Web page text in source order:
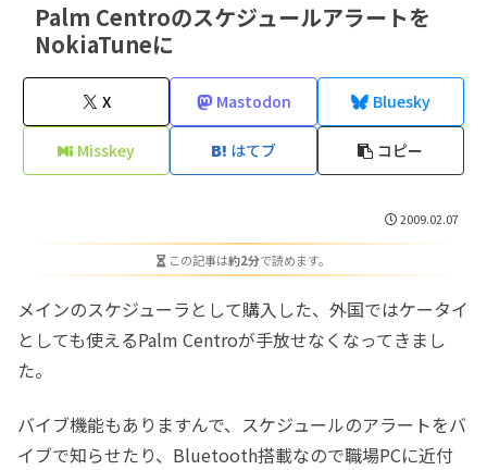
Palm Centroのスケジュールアラートを
NokiaTuneに
X Mastodon Bluesky
Misskey はてブ コピー
2009.02.07
この記事は約2分で読めます。
メインのスケジューラとして購入した、外国ではケータイ
としても使えるPalm Centroが手放せなくなってきまし
た。
バイブ機能もありますんで、スケジュールのアラートをバ
イブで知らせたり、Bluetooth搭載なので職場PCに近付